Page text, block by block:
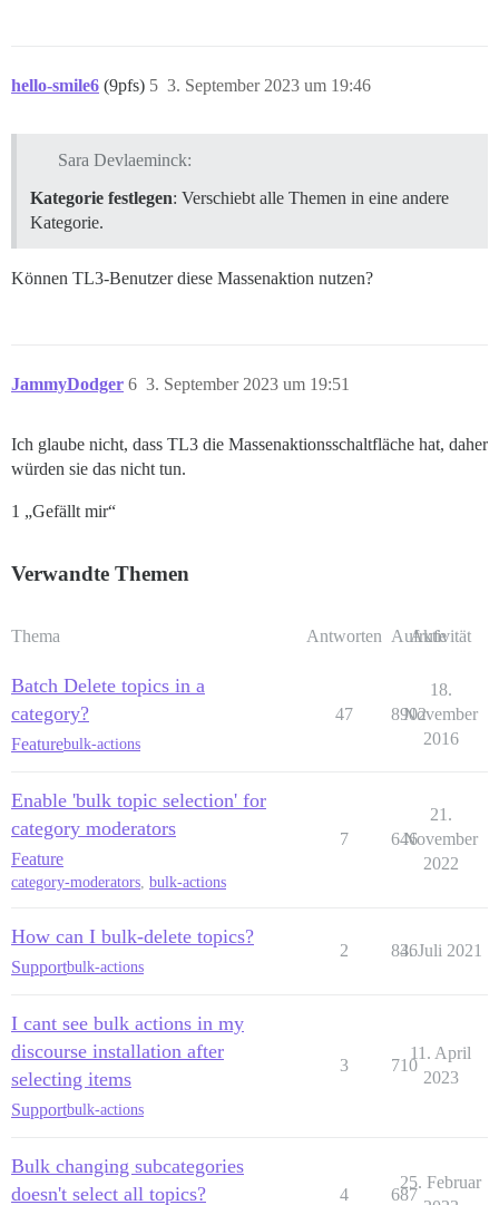
hello-smile6 (9pfs) 3. September 2023 um 19:46
5
Sara Devlaeminck:
Kategorie festlegen: Verschiebt alle Themen in eine andere
Kategorie.
Können TL3-Benutzer diese Massenaktion nutzen?
JammyDodger 3. September 2023 um 19:51
6
Ich glaube nicht, dass TL3 die Massenaktionsschaltfläche hat, daher
würden sie das nicht tun.
1 „Gefällt mir“
Verwandte Themen
Thema Antworten Aufrufe
Aktivität
Batch Delete topics in a
category?
Featurebulk-actions
47 8902
18.
November
2016
Enable 'bulk topic selection' for
category moderators
Feature
category-moderators bulk-actions
7 646
21.
November
2022
How can I bulk-delete topics?
Supportbulk-actions
2 846
3. Juli 2021
I cant see bulk actions in my
discourse installation after
selecting items
Supportbulk-actions
3 710
11. April
2023
Bulk changing subcategories
doesn't select all topics?
4 687
25. Februar